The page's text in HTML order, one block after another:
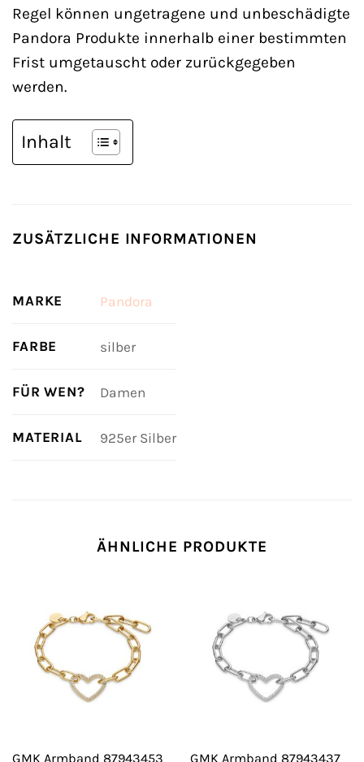
Regel können ungetragene und unbeschädigte
Pandora Produkte innerhalb einer bestimmten
Frist umgetauscht oder zurückgegeben
werden.
Inhalt
ZUSÄTZLICHE INFORMATIONEN
MARKE Pandora
FARBE silber
FÜR WEN? Damen
MATERIAL 925er Silber
ÄHNLICHE PRODUKTE
GMK Armband 87943453 GMK Armband 87943437